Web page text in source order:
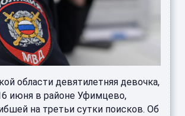
области девятилетняя девочка,
июня в районе Уфимцево,
на третьи сутки поисков. Об